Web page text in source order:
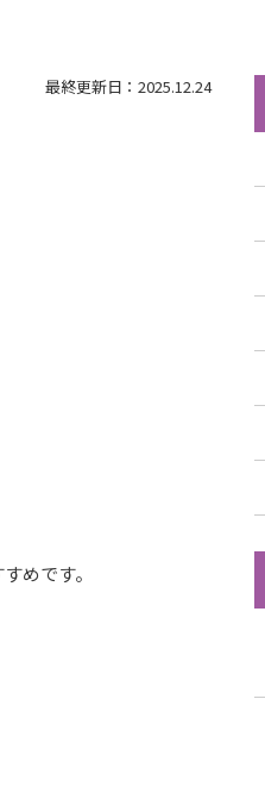
最終更新日：2025.12.24
めです。